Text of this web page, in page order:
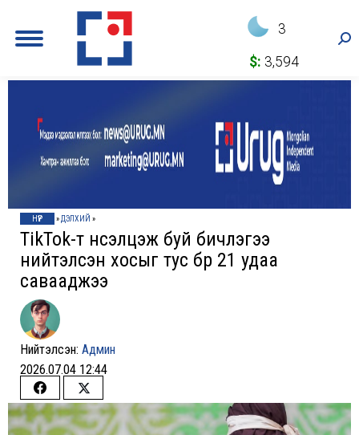
3
$: 3,594
НҮҮР »ДЭЛХИЙ »
TikTok-т үнсэлцэж буй бичлэгээ
нийтэлсэн хосыг тус бүр 21 удаа
савааджээ
Нийтэлсэн: Админ
2026.07.04 12:44
Share
on
Share
on